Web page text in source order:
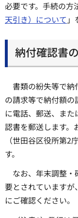
必要です。手続の方
天引き）について 」
納付確認書
書類の紛失等で
の請求等で納付額
に電話、郵送、ま
認書を郵送します。
（世田谷区役所第2
す。
なお、年末調整
要とされています
にご確認ください。